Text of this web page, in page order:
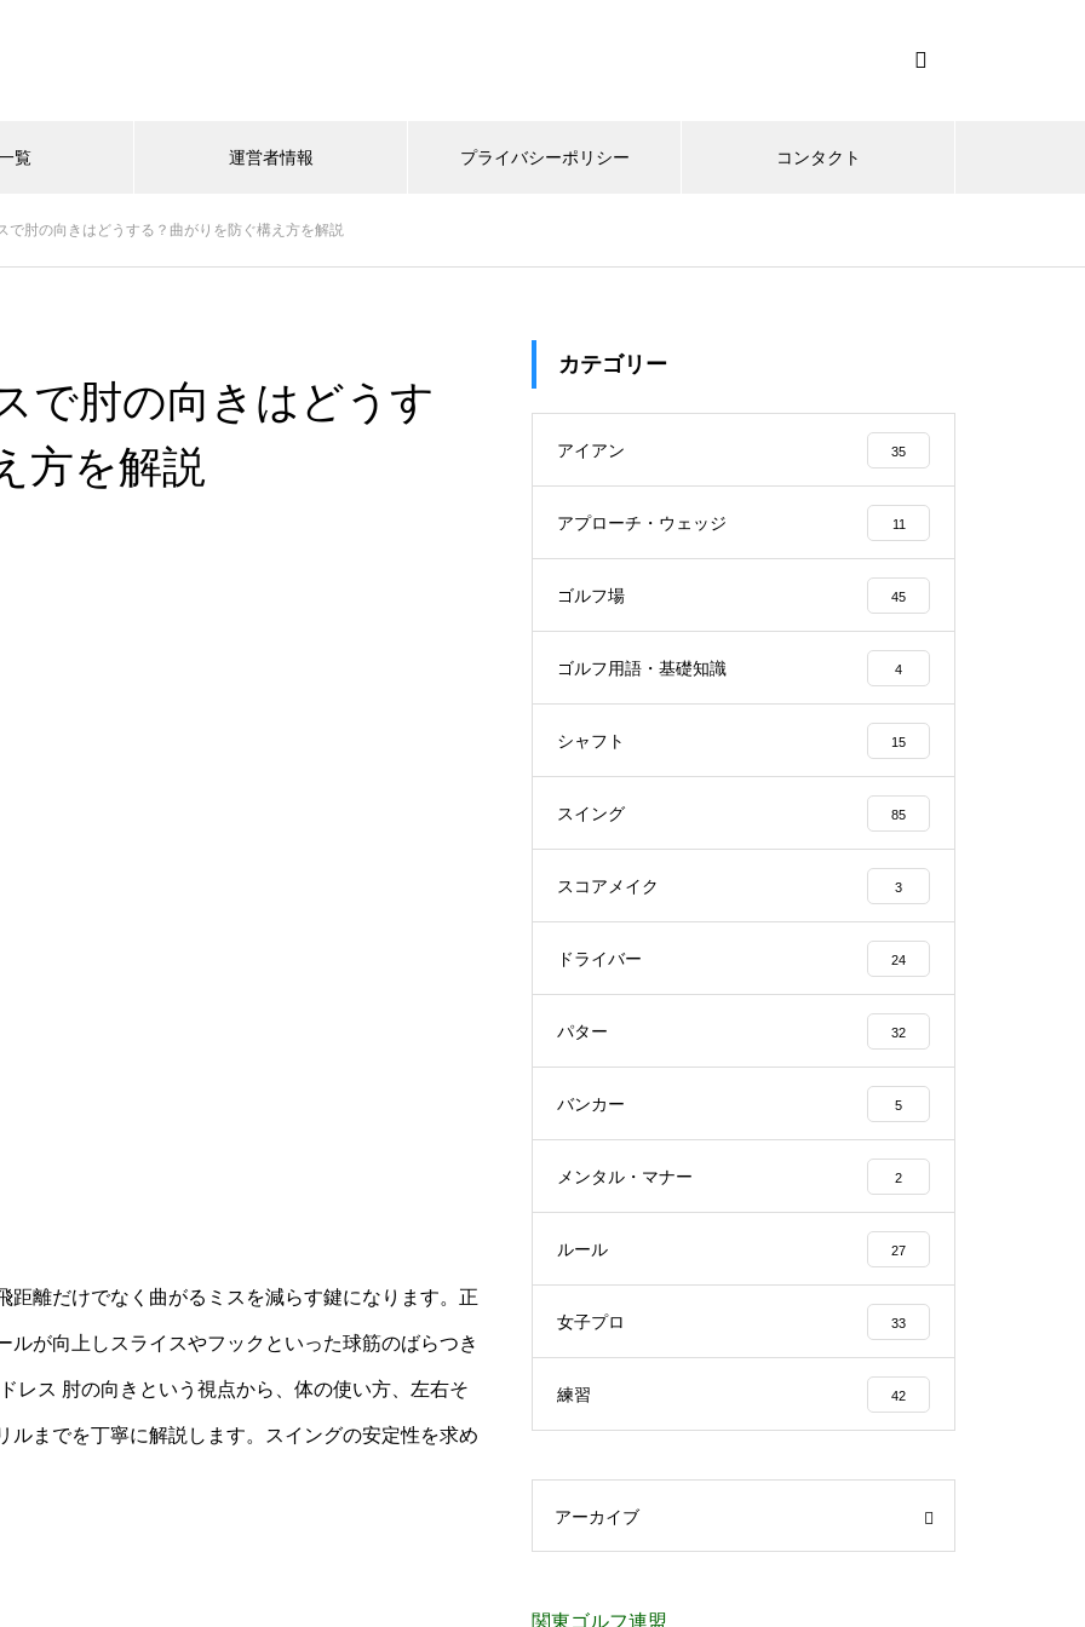
覧 運営者情報 プライバシーポリシー コンタクト
で肘の向きはどうする？曲がりを防ぐ構え方を解説
で肘の向きはどうす
方を解説
距離だけでなく曲がるミスを減らす鍵になります。正
ルが向上しスライスやフックといった球筋のばらつき
レス 肘の向きという視点から、体の使い方、左右そ
までを丁寧に解説します。スイングの安定性を求め
カテゴリー
アイアン 35
アプローチ・ウェッジ 11
ゴルフ場 45
ゴルフ用語・基礎知識 4
シャフト 15
スイング 85
スコアメイク 3
ドライバー 24
パター 32
バンカー 5
メンタル・マナー 2
ルール 27
女子プロ 33
練習 42
アーカイブ
関東ゴルフ連盟